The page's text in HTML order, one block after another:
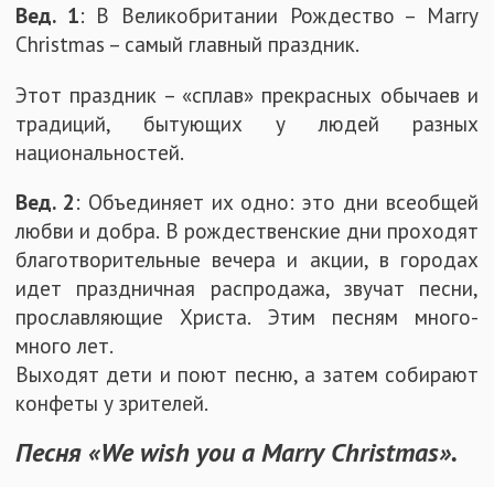
Вед. 1: В Великобритании Рождество – Marry
Christmas – самый главный праздник.
Этот праздник – «сплав» прекрасных обычаев и
традиций, бытующих у людей разных
национальностей.
Вед. 2: Объединяет их одно: это дни всеобщей
любви и добра. В рождественские дни проходят
благотворительные вечера и акции, в городах
идет праздничная распродажа, звучат песни,
прославляющие Христа. Этим песням много-
много лет.
Выходят дети и поют песню, а затем собирают
конфеты у зрителей.
Песня «We wish you a Marry Christmas».